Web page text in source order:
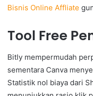
Bisnis Online Affliate
Tool Free
Bitly mempermudah
sementara Canva
Statistik nol biaya dari